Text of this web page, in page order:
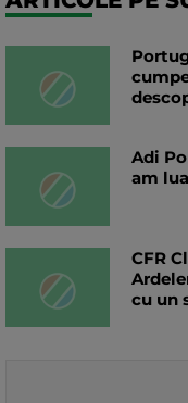
Adi
am
CFR
cu un